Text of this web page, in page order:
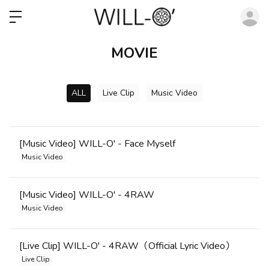
MOVIE
ALL Live Clip Music Video
[Music Video] WILL-O' - Face Myself
Music Video
[Music Video] WILL-O' - 4RAW
Music Video
[Live Clip] WILL-O' - 4RAW（Official Lyric Video）
Live Clip